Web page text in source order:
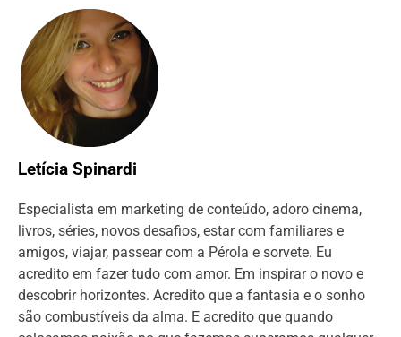
Letícia Spinardi
Especialista em marketing de conteúdo, adoro cinema,
livros, séries, novos desafios, estar com familiares e
amigos, viajar, passear com a Pérola e sorvete. Eu
acredito em fazer tudo com amor. Em inspirar o novo e
descobrir horizontes. Acredito que a fantasia e o sonho
são combustíveis da alma. E acredito que quando